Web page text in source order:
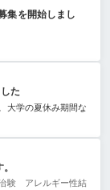
集を開始しまし
た
大学の夏休み期間な
験 アレルギー性結